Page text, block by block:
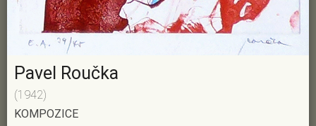
Pavel Roučka
(1942)
KOMPOZICE